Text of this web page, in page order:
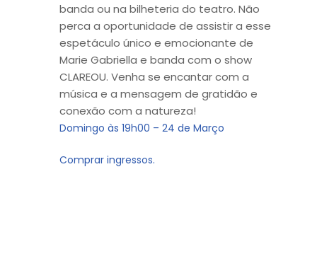
banda ou na bilheteria do teatro. Não
perca a oportunidade de assistir a esse
espetáculo único e emocionante de
Marie Gabriella e banda com o show
CLAREOU. Venha se encantar com a
música e a mensagem de gratidão e
conexão com a natureza!
Domingo às 19h00 – 24 de Março
Comprar ingressos.